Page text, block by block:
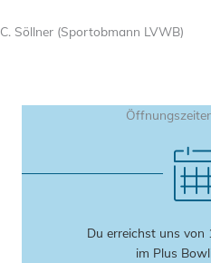
C. Söllner (Sportobmann LVWB)
Du erreichst uns von
im Plus